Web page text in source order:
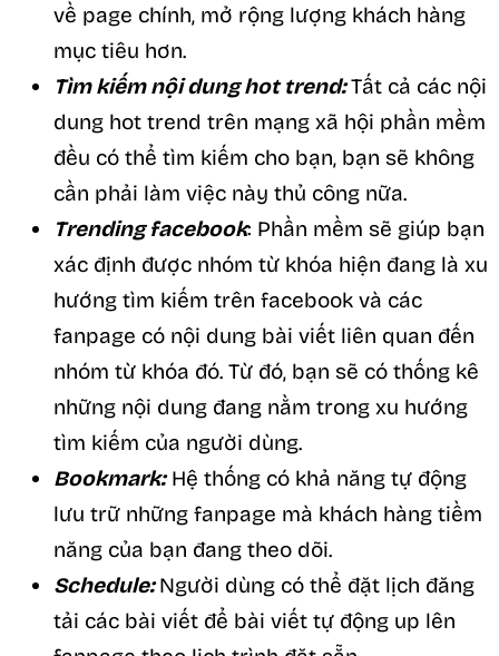
về page chính, mở rộng lượng khách hàng
mục tiêu hơn.
Tìm kiếm nội dung hot trend:Tất cả các nội
dung hot trend trên mạng xã hội phần mềm
đều có thể tìm kiếm cho bạn, bạn sẽ không
cần phải làm việc này thủ công nữa.
Trending facebook: Phần mềm sẽ giúp bạn
xác định được nhóm từ khóa hiện đang là xu
hướng tìm kiếm trên facebook và các
fanpage có nội dung bài viết liên quan đến
nhóm từ khóa đó. Từ đó, bạn sẽ có thống kê
những nội dung đang nằm trong xu hướng
tìm kiếm của người dùng.
Bookmark:Hệ thống có khả năng tự động
lưu trữ những fanpage mà khách hàng tiềm
năng của bạn đang theo dõi.
Schedule:Người dùng có thể đặt lịch đăng
tải các bài viết để bài viết tự động up lên